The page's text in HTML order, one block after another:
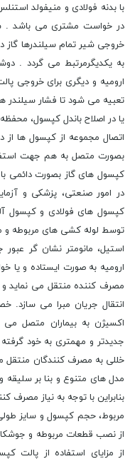
با بدنه فولادی و منیفولد
در خواست مشتری می باشد .
خروجی شیر تمام سیلندرها گاز
به یکدیگرمرتبط می گردد .
ارومیه و دیگری برای خروجی
تعبیه می شود تا فشار سیلندر
یا در اصلاح باندل کپسول،
اتصال مجموعه از کپسول ها
بصورت متصل به هم جهت
کپسول های گاز بصورت دائمی
در امور صنعتی، پزشکی و
کپسول های فولادی و کپسول
توسط لوله کشی های مربوطه و
استیل، مانومتر نشان گر
ارومیه به صورت ایستاده و یا
مصرف کننده منتقل می نماید
انتقال جریان مبرا می سازد.
اکسیژن به بیماران متصل
جدیدتر و مهمتری به خود
خللی به مصرف کنندگان منتقل
مدل های متنوع و بنا بر
بنابراین با توجه به نیاز مصرف
مربوط، حجم کپسول و سایز
از نصب قطعات مربوطه و
از مزایای استفاده از پالت